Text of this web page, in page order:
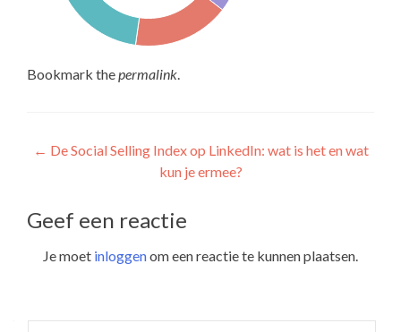
Bookmark thepermalink.
Post
navigation
← De Social Selling Index op LinkedIn: wat is het en wat
kun je ermee?
Geef een reactie
Je moet inloggenom een reactie te kunnen plaatsen.